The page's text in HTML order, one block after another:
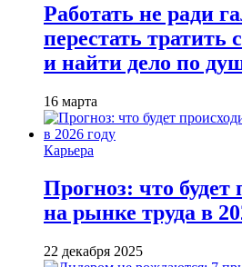
Работать не ради
перестать тратить
и найти дело по
16 марта
Карьера
Прогноз: что будет
на рынке труда в
22 декабря 2025